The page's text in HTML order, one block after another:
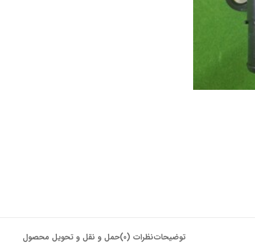
توضیحاتنظرات (0) حمل و نقل و تحویل محصول